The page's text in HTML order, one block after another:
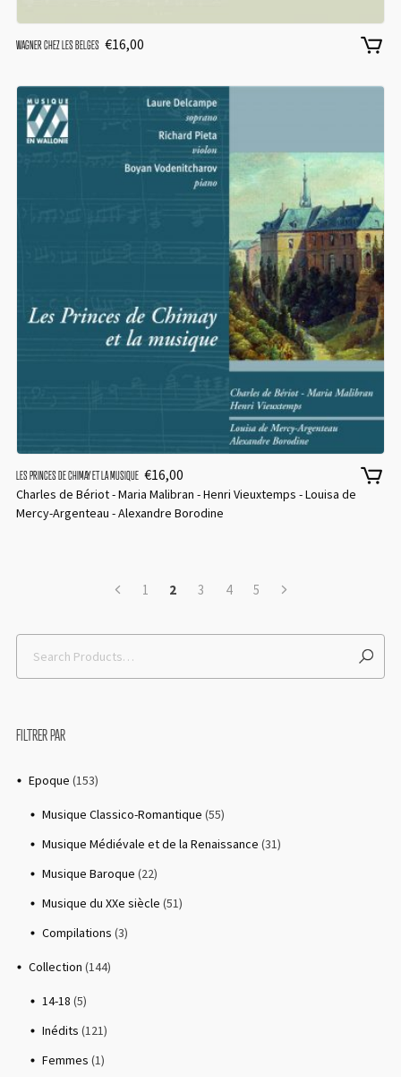
WAGNER CHEZ LES BELGES €16,00
LES PRINCES DE CHIMAY ET LA MUSIQUE €16,00
Charles de Bériot - Maria Malibran - Henri Vieuxtemps - Louisa de
Mercy-Argenteau - Alexandre Borodine
1 2 3 4 5
FILTRER PAR
Epoque (153)
Musique Classico-Romantique (55)
Musique Médiévale et de la Renaissance (31)
Musique Baroque (22)
Musique du XXe siècle (51)
Compilations (3)
Collection (144)
14-18 (5)
Inédits (121)
Femmes (1)